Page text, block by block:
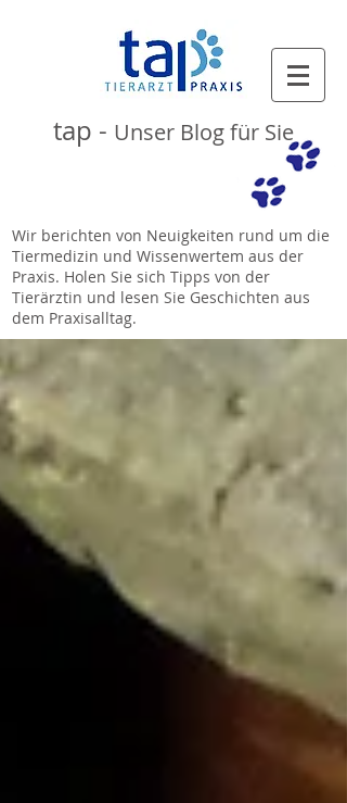
tap - Unser Blog für Sie
Wir berichten von Neuigkeiten rund um die
Tiermedizin und Wissenwertem aus der
Praxis. Holen Sie sich Tipps von der
Tierärztin und lesen Sie Geschichten aus
dem Praxisalltag.